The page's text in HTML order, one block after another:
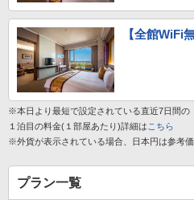
【全館WiFi
※本日より最短で設定されている直近7日間の
１泊目の料金(１部屋あたり)詳細は こちら
※外貨が表示されている場合、日本円は参考
プラン一覧